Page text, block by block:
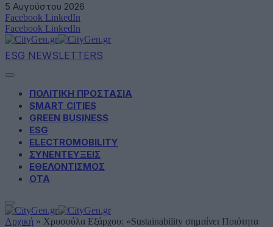
5 Αυγούστου 2026
Facebook LinkedIn
Facebook LinkedIn
ESG NEWSLETTERS
ΠΟΛΙΤΙΚΗ ΠΡΟΣΤΑΣΙΑ
SMART CITIES
GREEN BUSINESS
ESG
ELECTROMOBILITY
ΣΥΝΕΝΤΕΥΞΕΙΣ
ΕΘΕΛΟΝΤΙΣΜΟΣ
ΟΤΑ
Αρχική » Χρυσούλα Εξάρχου: «Sustainability σημαίνει Ποιότητα